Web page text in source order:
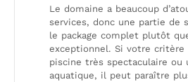
Le domaine a beaucoup
services, donc une partie de
le package complet plutôt
exceptionnel. Si votre critère
piscine très spectaculaire ou
aquatique, il peut paraître